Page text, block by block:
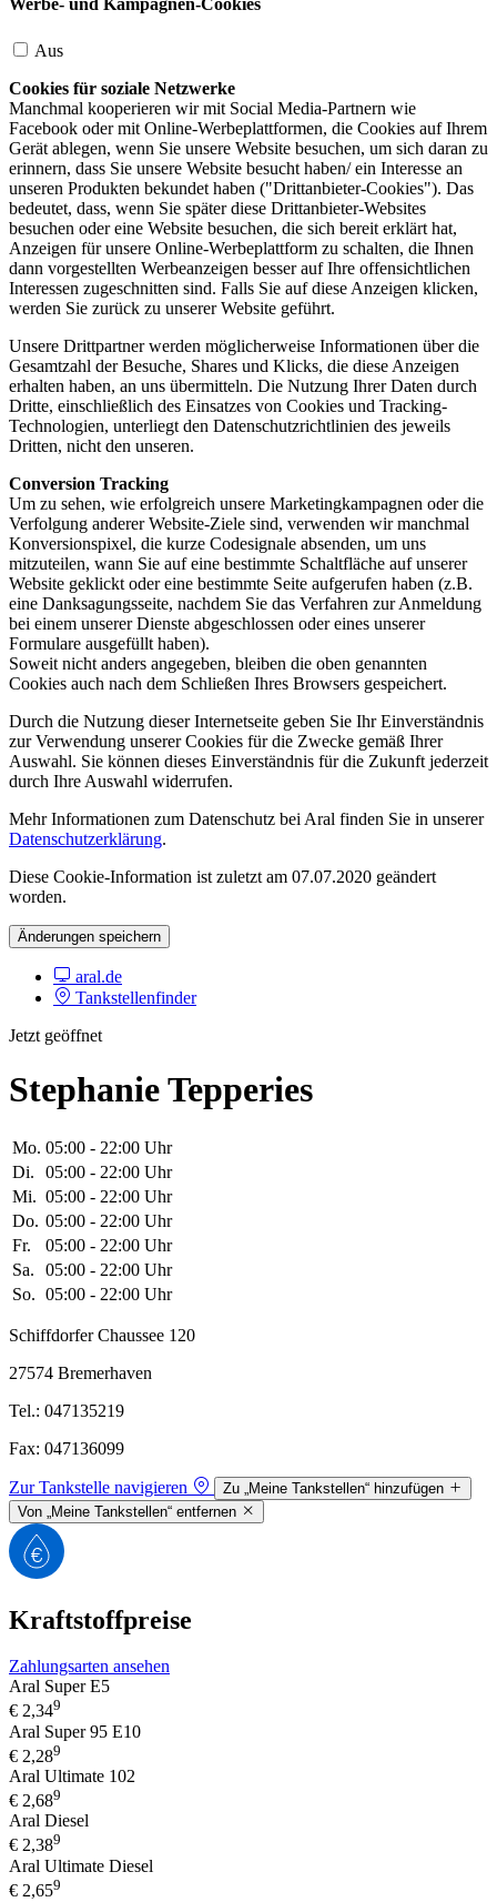
Werbe- und Kampagnen-Cookies
Aus
Cookies für soziale Netzwerke
Manchmal kooperieren wir mit Social Media-Partnern wie
Facebook oder mit Online-Werbeplattformen, die Cookies auf Ihrem
Gerät ablegen, wenn Sie unsere Website besuchen, um sich daran zu
erinnern, dass Sie unsere Website besucht haben/ ein Interesse an
unseren Produkten bekundet haben ("Drittanbieter-Cookies"). Das
bedeutet, dass, wenn Sie später diese Drittanbieter-Websites
besuchen oder eine Website besuchen, die sich bereit erklärt hat,
Anzeigen für unsere Online-Werbeplattform zu schalten, die Ihnen
dann vorgestellten Werbeanzeigen besser auf Ihre offensichtlichen
Interessen zugeschnitten sind. Falls Sie auf diese Anzeigen klicken,
werden Sie zurück zu unserer Website geführt.
Unsere Drittpartner werden möglicherweise Informationen über die
Gesamtzahl der Besuche, Shares und Klicks, die diese Anzeigen
erhalten haben, an uns übermitteln. Die Nutzung Ihrer Daten durch
Dritte, einschließlich des Einsatzes von Cookies und Tracking-
Technologien, unterliegt den Datenschutzrichtlinien des jeweils
Dritten, nicht den unseren.
Conversion Tracking
Um zu sehen, wie erfolgreich unsere Marketingkampagnen oder die
Verfolgung anderer Website-Ziele sind, verwenden wir manchmal
Konversionspixel, die kurze Codesignale absenden, um uns
mitzuteilen, wann Sie auf eine bestimmte Schaltfläche auf unserer
Website geklickt oder eine bestimmte Seite aufgerufen haben (z.B.
eine Danksagungsseite, nachdem Sie das Verfahren zur Anmeldung
bei einem unserer Dienste abgeschlossen oder eines unserer
Formulare ausgefüllt haben).
Soweit nicht anders angegeben, bleiben die oben genannten
Cookies auch nach dem Schließen Ihres Browsers gespeichert.
Durch die Nutzung dieser Internetseite geben Sie Ihr Einverständnis
zur Verwendung unserer Cookies für die Zwecke gemäß Ihrer
Auswahl. Sie können dieses Einverständnis für die Zukunft jederzeit
durch Ihre Auswahl widerrufen.
Mehr Informationen zum Datenschutz bei Aral finden Sie in unserer
Datenschutzerklärung.
Diese Cookie-Information ist zuletzt am 07.07.2020 geändert
worden.
Änderungen speichern
aral.de
Tankstellenfinder
Jetzt geöffnet
Stephanie Tepperies
Mo. 05:00 - 22:00 Uhr
Di.
05:00 - 22:00 Uhr
Mi. 05:00 - 22:00 Uhr
Do. 05:00 - 22:00 Uhr
Fr.
05:00 - 22:00 Uhr
Sa.
05:00 - 22:00 Uhr
So. 05:00 - 22:00 Uhr
Schiffdorfer Chaussee 120
27574 Bremerhaven
Tel.: 047135219
Fax: 047136099
Zur Tankstelle navigieren
Zu „Meine Tankstellen“ hinzufügen
Von „Meine Tankstellen“ entfernen
Kraftstoffpreise
Zahlungsarten ansehen
Aral Super E5
€ 2,349
Aral Super 95 E10
€ 2,289
Aral Ultimate 102
€ 2,689
Aral Diesel
€ 2,389
Aral Ultimate Diesel
€ 2,659